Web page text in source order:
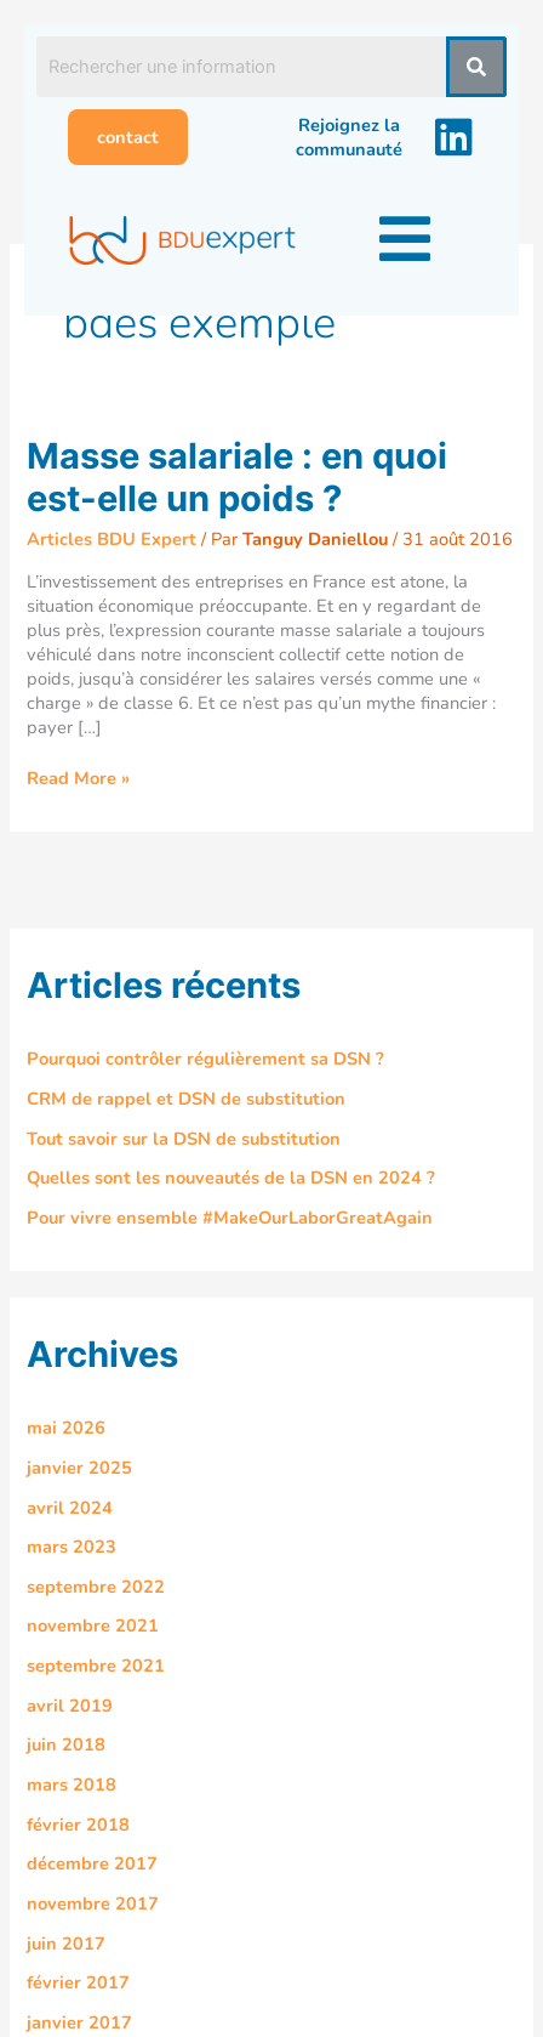
contenu
contact
Rejoignez la
communauté
Articles récents
Pourquoi contrôler régulièrement sa DSN ?
CRM de rappel et DSN de substitution
Tout savoir sur la DSN de substitution
Quelles sont les nouveautés de la DSN en 2024 ?
Pour vivre ensemble #MakeOurLaborGreatAgain
Archives
mai 2026
janvier 2025
avril 2024
mars 2023
septembre 2022
novembre 2021
septembre 2021
avril 2019
juin 2018
mars 2018
février 2018
décembre 2017
novembre 2017
juin 2017
février 2017
janvier 2017
bdes exemple
Masse salariale : en quoi
est-elle un poids ?
Articles BDU Expert / ParTanguy Daniellou/31 août 2016
L’investissement des entreprises en France est atone, la
situation économique préoccupante. Et en y regardant de
plus près, l’expression courante masse salariale a toujours
véhiculé dans notre inconscient collectif cette notion de
poids, jusqu’à considérer les salaires versés comme une «
charge » de classe 6. Et ce n’est pas qu’un mythe financier :
payer […]
Masse
salariale
:
en
quoi
elle
un
poids
?
Read More »